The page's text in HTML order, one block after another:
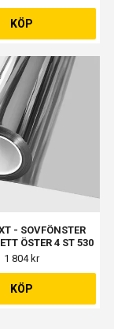
KÖP
- SOVFÖNSTER
ÖSTER 4 ST 530
X 1145MM
1 804 kr
KÖP